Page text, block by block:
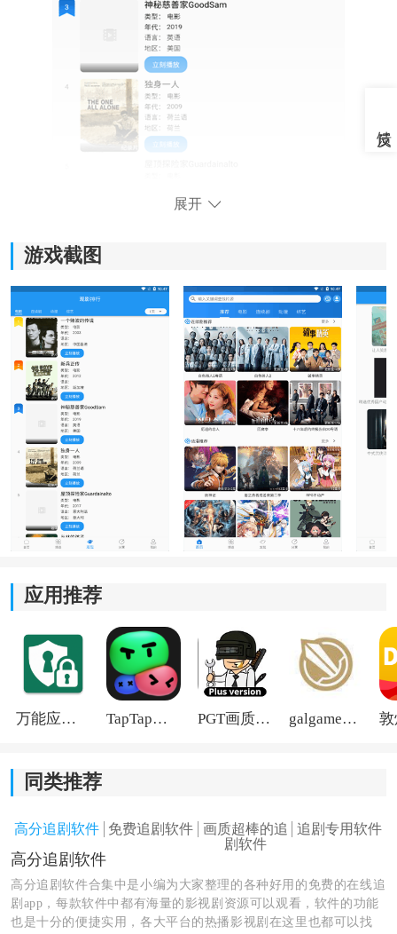
软件亮点：
1、海量资源库：
内容覆盖比较全面，从经典影视到热门更新内容都能找
到，部分海外影视资源也有收录，看片选择会更多。
2、纯净无干扰：
观看过程减少广告弹窗影响，打开后可以直接播放，整
体操作体验更流畅。
3、智能一键搜索：
搜索功能响应速度快，输入影片名称或者关键词后，能
够更快找到目标内容。
4、多画质自由选：
支持多档画质调整，可根据网络情况和设备表现自由切
换，观看体验更灵活。
展开
游戏截图
应用推荐
万能应用隐藏 TapTap国际版2026 PGT画质助手旧版 galgame游戏盒子2026
同类推荐
高分追剧软件 免费追剧软件
画质超棒的追
剧软件
追剧专用软件
高分追剧软件
高分追剧软件合集中是小编为大家整理的各种好用的免费的在线追
剧app，每款软件中都有海量的影视剧资源可以观看，软件的功能
也是十分的便捷实用，各大平台的热播影视剧在这里也都可以找